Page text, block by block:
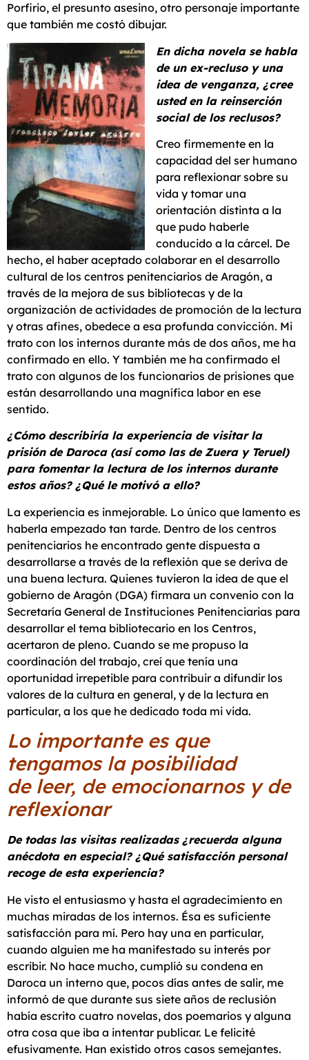
Porfirio, el presunto asesino, otro personaje importante
que también me costó dibujar.
En dicha novela se habla
de un ex-recluso y una
idea de venganza, ¿cree
usted en la reinserción
social de los reclusos?
Creo firmemente en la
capacidad del ser humano
para reflexionar sobre su
vida y tomar una
orientación distinta a la
que pudo haberle
conducido a la cárcel. De
hecho, el haber aceptado colaborar en el desarrollo
cultural de los centros penitenciarios de Aragón, a
través de la mejora de sus bibliotecas y de la
organización de actividades de promoción de la lectura
y otras afines, obedece a esa profunda convicción. Mi
trato con los internos durante más de dos años, me ha
confirmado en ello. Y también me ha confirmado el
trato con algunos de los funcionarios de prisiones que
están desarrollando una magnífica labor en ese
sentido.
¿Cómo describiría la experiencia de visitar la
prisión de Daroca (así como las de Zuera y Teruel)
para fomentar la lectura de los internos durante
estos años? ¿Qué le motivó a ello?
La experiencia es inmejorable. Lo único que lamento es
haberla empezado tan tarde. Dentro de los centros
penitenciarios he encontrado gente dispuesta a
desarrollarse a través de la reflexión que se deriva de
una buena lectura. Quienes tuvieron la idea de que el
gobierno de Aragón (DGA) firmara un convenio con la
Secretaría General de Instituciones Penitenciarias para
desarrollar el tema bibliotecario en los Centros,
acertaron de pleno. Cuando se me propuso la
coordinación del trabajo, creí que tenía una
oportunidad irrepetible para contribuir a difundir los
valores de la cultura en general, y de la lectura en
particular, a los que he dedicado toda mi vida.
Lo importante es que
tengamos la posibilidad
de leer, de emocionarnos y de
reflexionar
De todas las visitas realizadas ¿recuerda alguna
anécdota en especial? ¿Qué satisfacción personal
recoge de esta experiencia?
He visto el entusiasmo y hasta el agradecimiento en
muchas miradas de los internos. Ésa es suficiente
satisfacción para mí. Pero hay una en particular,
cuando alguien me ha manifestado su interés por
escribir. No hace mucho, cumplió su condena en
Daroca un interno que, pocos días antes de salir, me
informó de que durante sus siete años de reclusión
había escrito cuatro novelas, dos poemarios y alguna
otra cosa que iba a intentar publicar. Le felicité
efusivamente. Han existido otros casos semejantes.